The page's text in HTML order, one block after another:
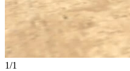
1/1